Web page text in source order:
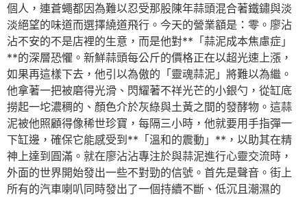
個人，連蒼蠅都因為難以忍受那股陳年蒜頭混合著鐵鏽與淡
淡絕望的味道而選擇繞道飛行。今天的營業額是：零。廖沾
沾不安的不是店裡的生意，而是他對**「蒜泥成本焦慮症」
**的深層恐懼。新鮮蒜頭每公斤的價格正在以超光速上漲，
如果再這樣下去，他引以為傲的「靈魂蒜泥」將難以為繼。
他拿著一把被磨得光滑、閃耀著不祥光芒的小銀勺，從缸底
撈起一坨濃稠的、顏色介於灰綠與土黃之間的發酵物。這蒜
泥被他照顧得像稀世珍寶，每隔三小時，他就要用手指彈一
下缸邊，確保它能感受到**「溫和的震動」**，以助其在精
神上達到圓滿。就在廖沾沾專注於與蒜泥進行心靈交流時，
外面的世界開始發出一些不對勁的信號。首先是聲音。街上
所有的汽車喇叭同時發出了一個持續不斷、低沉且潮濕的